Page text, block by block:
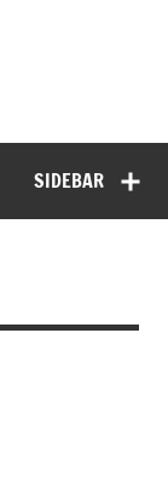
SIDEBAR